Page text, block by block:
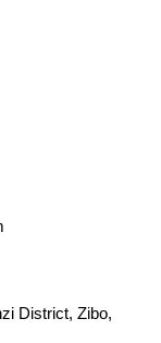
District, Zibo,